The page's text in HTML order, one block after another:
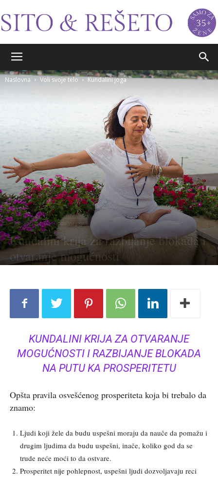
Naslovna Voli svoje telo Kundalini joga
Voli svoje telo Kundalini joga
Kundalini krija za razbijanje blokada i
otvaranje mogućnosti
KUNDALINI KRIJA ZA OTVARANJE
MOGUĆNOSTI I RAZBIJANJE BLOKADA
NA PUTU KA PROSPERITETU
Opšta pravila osvešćenog prosperiteta koja bi trebalo da
znamo:
Ljudi koji žele da budu uspešni moraju da nauče da pomažu i
drugim ljudima da budu uspešni, inače, koliko god da se
trude neće moći to da ostvare.
Prosperitet nije pohlepnost, uspešni ljudi dozvoljavaju reci